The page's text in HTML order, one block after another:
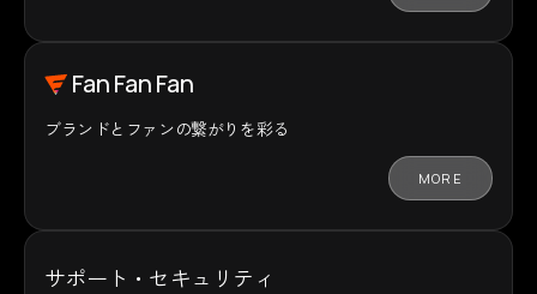
Fan Fan Fan
ブランドとファンの繋がりを彩る
MORE
サポート・セキュリティ